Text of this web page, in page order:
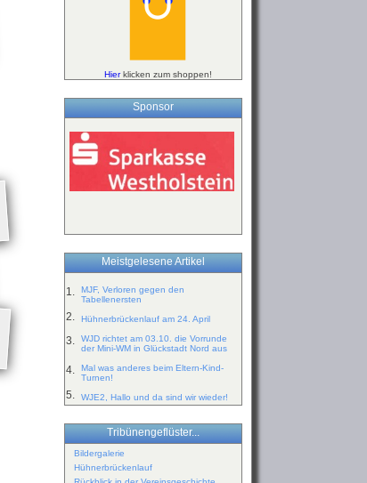
Hierklicken zum shoppen!
Sponsor
Meistgelesene Artikel
1.
MJF, Verloren gegen den
Tabellenersten
2. Hühnerbrückenlauf am 24. April
3.
WJD richtet am 03.10. die Vorrunde
der Mini-WM in Glückstadt Nord aus
4.
Mal was anderes beim Eltern-Kind-
Turnen!
5. WJE2, Hallo und da sind wir wieder!
Tribünengeflüster...
Bildergalerie
Hühnerbrückenlauf